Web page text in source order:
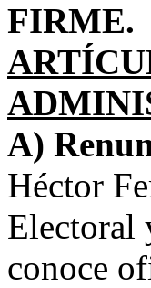
FIRME.
A)
Héctor
Electoral
conoce